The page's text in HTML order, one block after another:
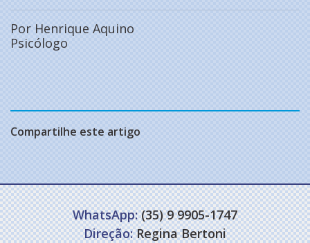
Por Henrique Aquino
Psicólogo
Compartilhe este artigo
WhatsApp:(35) 9 9905-1747
Direção:Regina Bertoni